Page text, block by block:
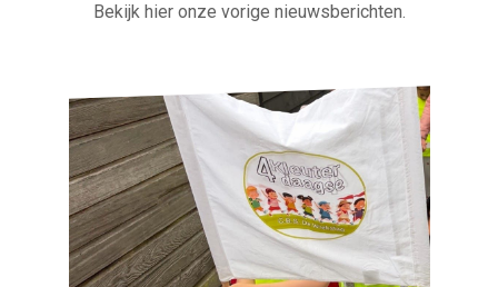
Bekijk hier onze vorige nieuwsberichten.